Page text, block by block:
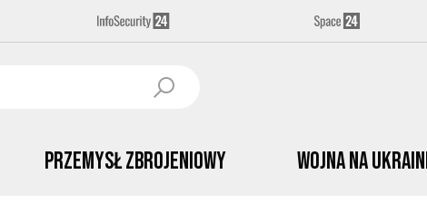
Przemysł Zbrojeniowy Wojna na